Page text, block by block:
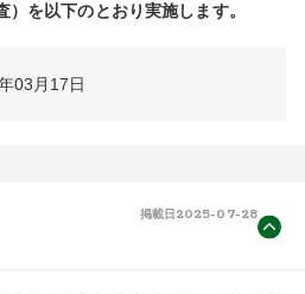
）を以下のとおり実施します。
03月17日
掲載日 2025-07-28